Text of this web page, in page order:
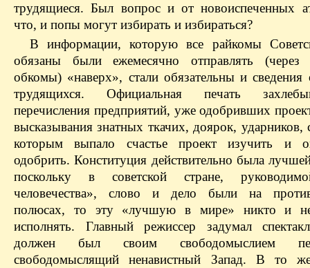
трудящиеся. Был вопрос и от новоиспеченных
что, и попы могут избирать и избираться?
В информации, которую все райкомы
обязаны были ежемесячно отправлять
обкомы) «наверх», стали обязательны и сведения
трудящихся. Официальная печать
перечисления предприятий, уже одобривших
высказывания знатных ткачих, доярок, ударников,
которым выпало счастье проект изучить и
одобрить. Конституция действительно была
поскольку в советской стране,
человечества», слово и дело были на
полюсах, то эту «лучшую в мире» никто и не
исполнять. Главный режиссер задумал
должен был своим свободомыслием
свободомыслящий ненавистный Запад. В то